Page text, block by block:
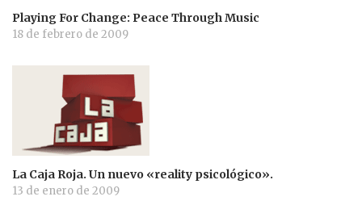
Playing For Change: Peace Through Music
18 de febrero de 2009
La Caja Roja. Un nuevo «reality psicológico».
13 de enero de 2009